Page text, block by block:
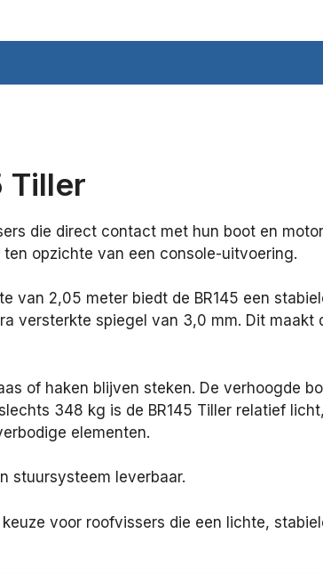
Tiller
die direct contact met hun boot en
opzichte van een console-uitvoering.
van 2,05 meter biedt de BR145 een
versterkte spiegel van 3,0 mm. Dit
of haken blijven steken. De verhoogde
348 kg is de BR145 Tiller relatief
elementen.
stuursysteem leverbaar.
voor roofvissers die een lichte,